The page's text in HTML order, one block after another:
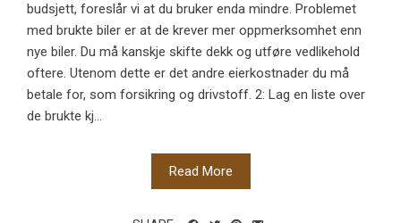
budsjett, foreslår vi at du bruker enda mindre. Problemet
med brukte biler er at de krever mer oppmerksomhet enn
nye biler. Du må kanskje skifte dekk og utføre vedlikehold
oftere. Utenom dette er det andre eierkostnader du må
betale for, som forsikring og drivstoff. 2: Lag en liste over
de brukte kj...
Read More